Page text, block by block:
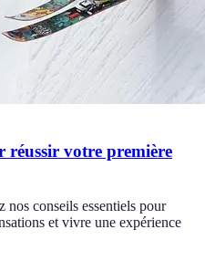
réussir votre première
nos conseils essentiels pour
et vivre une expérience